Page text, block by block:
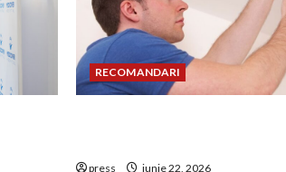
RECOMANDARI
press iunie 22, 2026